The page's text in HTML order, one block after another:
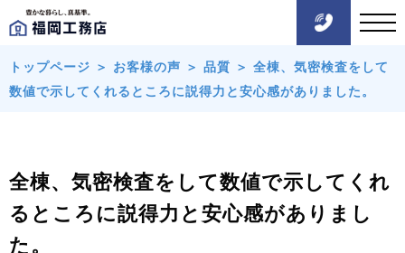
トップページ ＞ お客様の声 ＞ 品質 ＞ 全棟、気密検査をして
数値で示してくれるところに説得力と安心感がありました。
全棟、気密検査をして数値で示してくれ
るところに説得力と安心感がありまし
た。